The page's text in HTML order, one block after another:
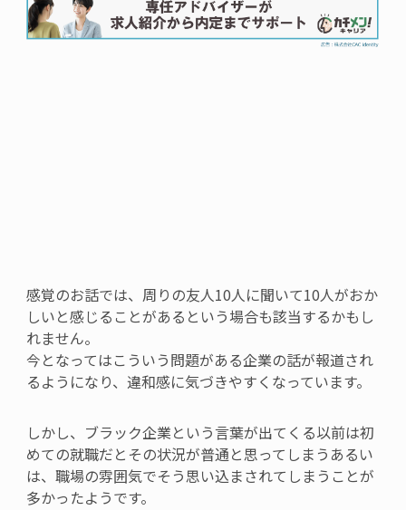
感覚のお話では、周りの友人10人に聞いて10人がおか
しいと感じることがあるという場合も該当するかもし
れません。
今となってはこういう問題がある企業の話が報道され
るようになり、違和感に気づきやすくなっています。
しかし、ブラック企業という言葉が出てくる以前は初
めての就職だとその状況が普通と思ってしまうあるい
は、職場の雰囲気でそう思い込まされてしまうことが
多かったようです。